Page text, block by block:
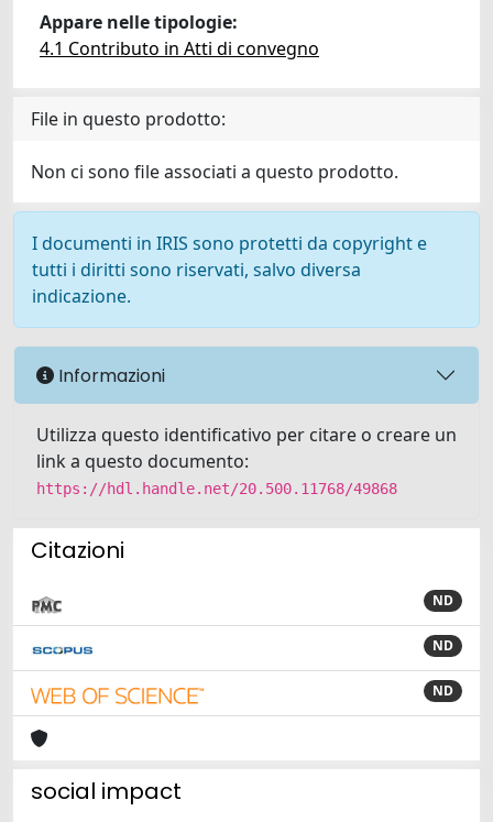
Appare nelle tipologie:
4.1 Contributo in Atti di convegno
File in questo prodotto:
Non ci sono file associati a questo prodotto.
I documenti in IRIS sono protetti da copyright e
tutti i diritti sono riservati, salvo diversa
indicazione.
Informazioni
Utilizza questo identificativo per citare o creare un
link a questo documento:
https://hdl.handle.net/20.500.11768/49868
Citazioni
ND
ND
ND
social impact